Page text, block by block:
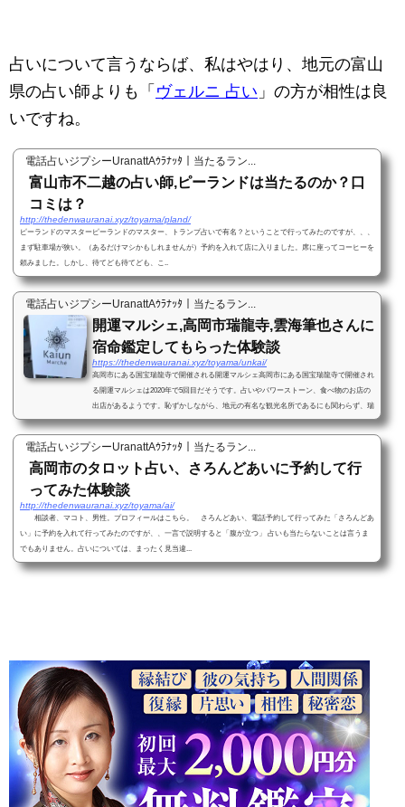
占いについて言うならば、私はやはり、地元の富山
県の占い師よりも「 ヴェルニ 占い 」の方が相性は良
いですね。
電話占いジプシーUranattAｳﾗﾅｯﾀ｜当たるラン...
富山市不二越の占い師,ピーランドは当たるのか？口
コミは？
http://thedenwauranai.xyz/toyama/pland/
ピーランドのマスターピーランドのマスター、トランプ占いで有名？ということで行ってみたのですが、、、
まず駐車場が狭い。（あるだけマシかもしれませんが）予約を入れて店に入りました。席に座ってコーヒーを
頼みました。しかし、待てども待てども、こ..
電話占いジプシーUranattAｳﾗﾅｯﾀ｜当たるラン...
開運マルシェ,高岡市瑞龍寺,雲海筆也さんに
宿命鑑定してもらった体験談
https://thedenwauranai.xyz/toyama/unkai/
高岡市にある国宝瑞龍寺で開催される開運マルシェ高岡市にある国宝瑞龍寺で開催され
る開運マルシェは2020年で5回目だそうです。占いやパワーストーン、食べ物のお店の
出店があるようです。恥ずかしながら、地元の有名な観光名所であるにも関わらず、瑞
龍寺に足を踏み...
電話占いジプシーUranattAｳﾗﾅｯﾀ｜当たるラン...
高岡市のタロット占い、さろんどあいに予約して行
ってみた体験談
http://thedenwauranai.xyz/toyama/ai/
相談者、マコト、男性。プロフィールはこちら。 さろんどあい、電話予約して行ってみた「さろんどあ
い」に予約を入れて行ってみたのですが、、一言で説明すると「腹が立つ」 占いも当たらないことは言うま
でもありません。占いについては、まったく見当違...